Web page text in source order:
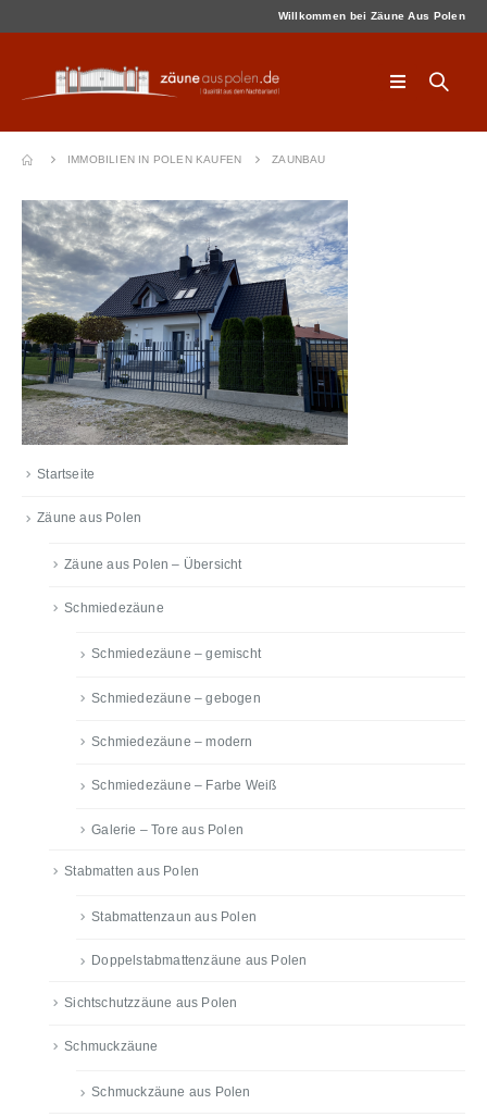
Willkommen bei Zäune Aus Polen
IMMOBILIEN IN POLEN KAUFEN ZAUNBAU
Startseite
Zäune aus Polen
Zäune aus Polen – Übersicht
Schmiedezäune
Schmiedezäune – gemischt
Schmiedezäune – gebogen
Schmiedezäune – modern
Schmiedezäune – Farbe Weiß
Galerie – Tore aus Polen
Stabmatten aus Polen
Stabmattenzaun aus Polen
Doppelstabmattenzäune aus Polen
Sichtschutzzäune aus Polen
Schmuckzäune
Schmuckzäune aus Polen